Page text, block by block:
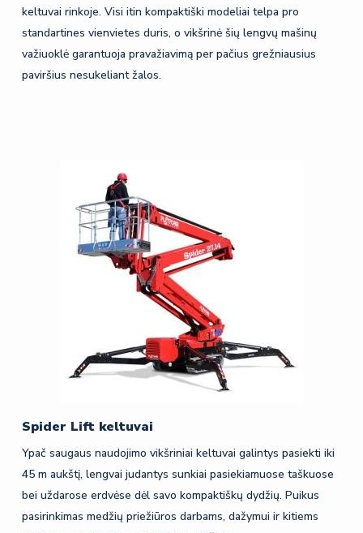
keltuvai rinkoje. Visi itin kompaktiški modeliai telpa pro
standartines vienvietes duris, o vikšrinė šių lengvų mašinų
važiuoklė garantuoja pravažiavimą per pačius grežniausius
paviršius nesukeliant žalos.
Spider Lift keltuvai
Ypač saugaus naudojimo vikšriniai keltuvai galintys pasiekti iki
45 m aukštį, lengvai judantys sunkiai pasiekiamuose taškuose
bei uždarose erdvėse dėl savo kompaktiškų dydžių. Puikus
pasirinkimas medžių priežiūros darbams, dažymui ir kitiems